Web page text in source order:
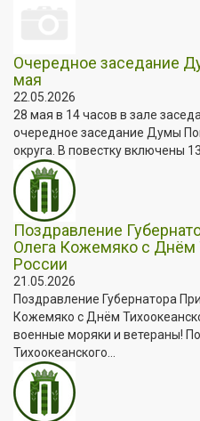
Очередное заседание
мая
22.05.2026
28 мая в 14 часов в зале
очередное заседание Думы
округа. В повестку включены 13
Поздравление
Олега Кожемяко с Днём
России
21.05.2026
Поздравление Губернатора
Кожемяко с Днём
военные моряки и ветераны!
Тихоокеанского...